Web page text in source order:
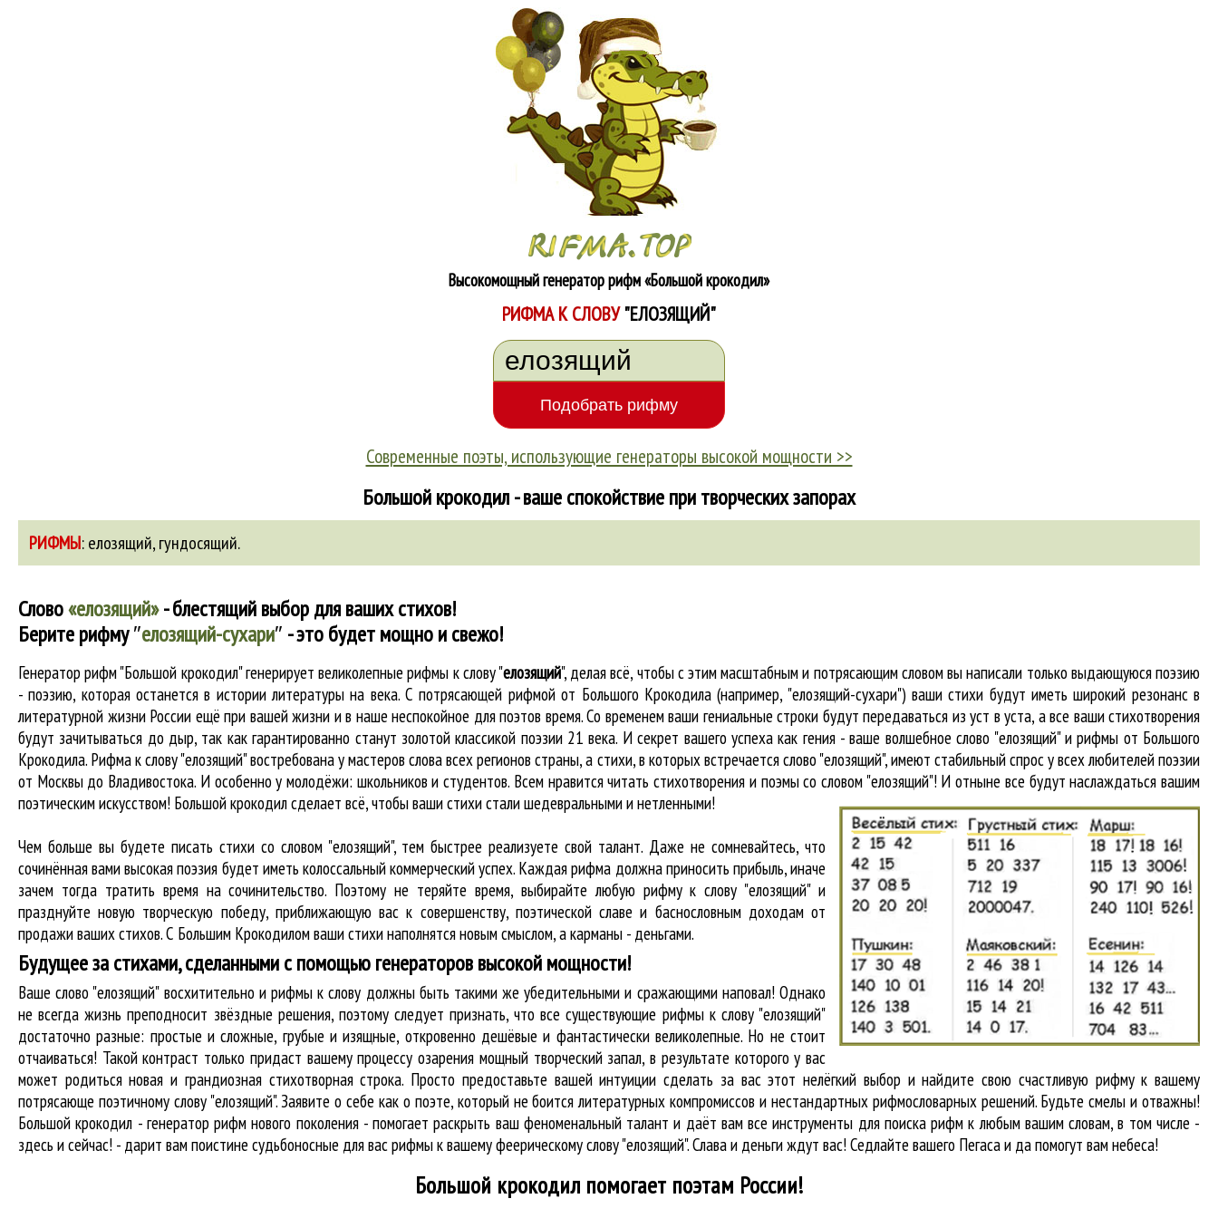
Высокомощный генератор рифм«Большой крокодил»
РИФМА К СЛОВУ"ЕЛОЗЯЩИЙ"
Современные поэты, использующие генераторы высокой мощности >>
Большой крокодил - ваше спокойствие при творческих запорах
РИФМЫ:елозящий,гундосящий.
Слово«елозящий»- блестящий выбор для ваших стихов!
Берите рифму″елозящий-сухари″ - это будет мощно и свежо!
Генератор рифм "Большой крокодил" генерирует великолепныерифмы к слову "елозящий", делая всё, чтобы с этим масштабным и потрясающим словом вы написали только выдающуюся поэзию
- поэзию, которая останется в истории литературы на века. С потрясающей рифмой от Большого Крокодила (например, "елозящий-сухари") ваши стихи будут иметь широкий резонанс в
литературной жизни России ещё при вашей жизни и в наше неспокойное для поэтов время. Со временем ваши гениальные строки будут передаваться из уст в уста, а все ваши стихотворения
будут зачитываться до дыр, так как гарантированно станут золотой классикой поэзии 21 века. И секрет вашего успеха как гения - ваше волшебное слово "елозящий" и рифмы от Большого
Крокодила. Рифма к слову "елозящий" востребована у мастеров слова всех регионов страны, а стихи, в которых встречаетсяслово "елозящий", имеют стабильный спрос у всех любителей поэзии
от Москвы до Владивостока. И особенно у молодёжи: школьников и студентов. Всем нравится читать стихотворения и поэмы со словом "елозящий"! И отныне все будут наслаждаться вашим
поэтическим искусством! Большой крокодил cделает всё, чтобы ваши стихи стали шедевральными и нетленными!
Чем больше вы будете писать стихи со словом "елозящий", тем быстрее реализуете свой талант. Даже не сомневайтесь, что
сочинённая вами высокая поэзия будет иметь колоссальный коммерческий успех. Каждая рифма должна приносить прибыль, иначе
зачем тогда тратить время на сочинительство. Поэтому не теряйте время, выбирайте любую рифму к слову "елозящий" и
празднуйте новую творческую победу, приближающую вас к совершенству, поэтической славе и баснословным доходам от
продажи ваших стихов. С Большим Крокодилом ваши стихи наполнятся новым смыслом, а карманы - деньгами.
Будущее за стихами, сделанными с помощью генераторов высокой мощности!
Ваше слово "елозящий" восхитительно и рифмы к слову должны быть такими же убедительными и сражающими наповал! Однако
не всегда жизнь преподносит звёздные решения, поэтому следует признать, что все существующие рифмы к слову "елозящий"
достаточно разные: простые и сложные, грубые и изящные, откровенно дешёвые и фантастически великолепные. Но не стоит
отчаиваться! Такой контраст только придаст вашему процессу озарения мощный творческий запал, в результате которого у вас
может родиться новая и грандиозная стихотворная строка. Просто предоставьте вашей интуиции сделать за вас этот нелёгкий выбор и найдите свою счастливую рифму к вашему
потрясающе поэтичному слову "елозящий". Заявите о себе как о поэте, который не боится литературных компромиссов и нестандартных рифмословарных решений. Будьте смелы и отважны!
Большой крокодил - генератор рифм нового поколения - помогает раскрыть ваш феноменальный талант и даёт вам все инструменты для поиска рифм к любым вашим словам, в том числе -
здесь и сейчас! - дарит вам поистине судьбоносные для вас рифмы к вашему феерическому слову "елозящий". Слава и деньги ждут вас! Седлайте вашего Пегаса и да помогут вам небеса!
Большой крокодил помогает поэтам России!